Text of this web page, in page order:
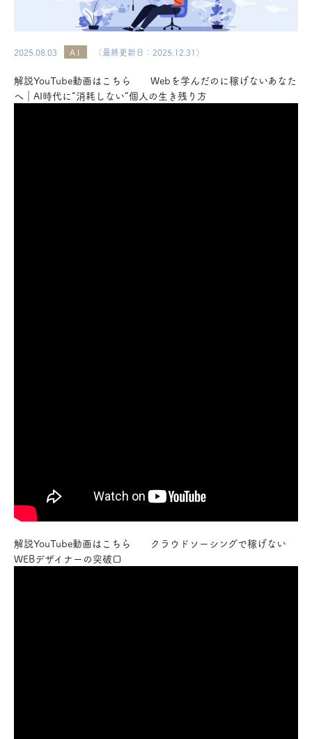
2025.08.03 AI （最終更新日：2025.12.31）
解説YouTube動画はこちら Webを学んだのに稼げないあなた
へ｜AI時代に“消耗しない”個人の生き残り方
解説YouTube動画はこちら クラウドソーシングで稼げない
WEBデザイナーの突破口